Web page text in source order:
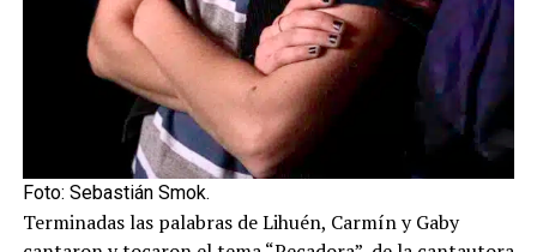
Foto: Sebastián Smok.
Terminadas las palabras de Lihuén, Carmín y Gaby